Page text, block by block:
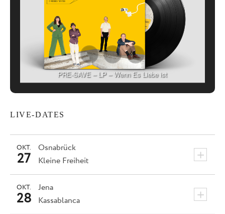
PRE-SAVE – LP – Wenn Es Liebe ist
LIVE-DATES
Osnabrück +
OKT.
27 Kleine Freiheit
Jena +
OKT.
28 Kassablanca